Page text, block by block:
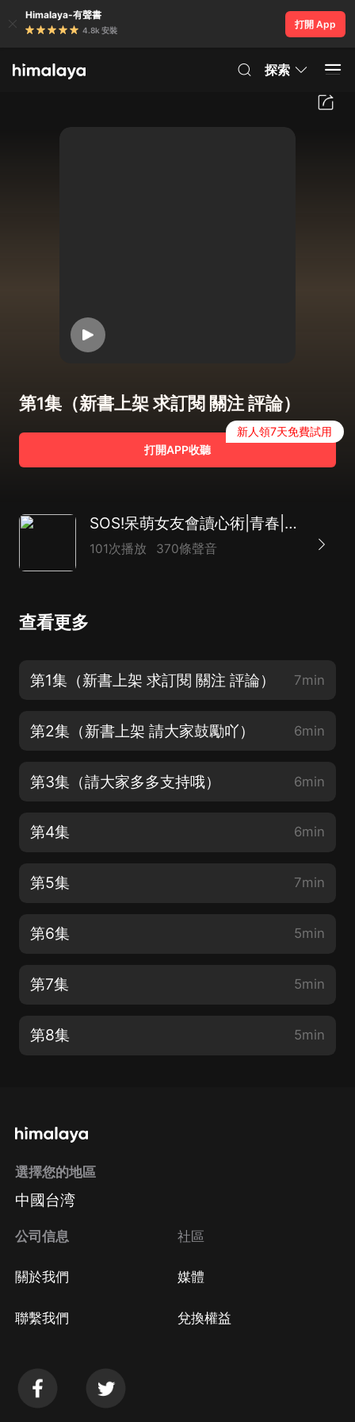
Himalaya-有聲書
4.8k 安裝
打開 App
探索
第1集（新書上架 求訂閱 關注 評論）
打開APP收聽
新人領7天免費試用
SOS!呆萌女友會讀心術|青春|搞笑|超甜|校園|雙向奔赴
101次播放 370條聲音
查看更多
第1集（新書上架 求訂閱 關注 評論） 7min
第2集（新書上架 請大家鼓勵吖） 6min
第3集（請大家多多支持哦） 6min
第4集 6min
第5集 7min
第6集 5min
第7集 5min
第8集 5min
選擇您的地區
中國台湾
公司信息
關於我們
聯繫我們
社區
媒體
兌換權益